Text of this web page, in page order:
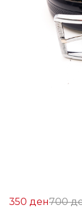
350 денЦена
700